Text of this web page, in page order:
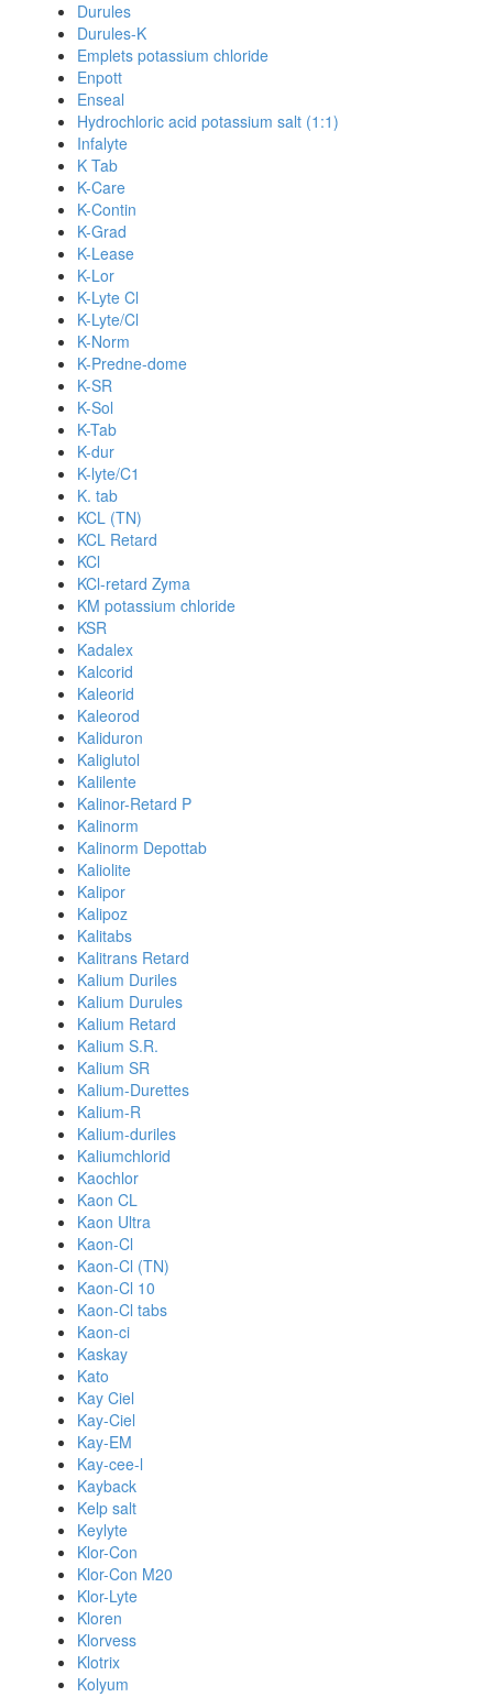
Durules
Durules-K
Emplets potassium chloride
Enpott
Enseal
Hydrochloric acid potassium salt (1:1)
Infalyte
K Tab
K-Care
K-Contin
K-Grad
K-Lease
K-Lor
K-Lyte Cl
K-Lyte/Cl
K-Norm
K-Predne-dome
K-SR
K-Sol
K-Tab
K-dur
K-lyte/C1
K. tab
KCL (TN)
KCL Retard
KCl
KCl-retard Zyma
KM potassium chloride
KSR
Kadalex
Kalcorid
Kaleorid
Kaleorod
Kaliduron
Kaliglutol
Kalilente
Kalinor-Retard P
Kalinorm
Kalinorm Depottab
Kaliolite
Kalipor
Kalipoz
Kalitabs
Kalitrans Retard
Kalium Duriles
Kalium Durules
Kalium Retard
Kalium S.R.
Kalium SR
Kalium-Durettes
Kalium-R
Kalium-duriles
Kaliumchlorid
Kaochlor
Kaon CL
Kaon Ultra
Kaon-Cl
Kaon-Cl (TN)
Kaon-Cl 10
Kaon-Cl tabs
Kaon-ci
Kaskay
Kato
Kay Ciel
Kay-Ciel
Kay-EM
Kay-cee-l
Kayback
Kelp salt
Keylyte
Klor-Con
Klor-Con M20
Klor-Lyte
Kloren
Klorvess
Klotrix
Kolyum